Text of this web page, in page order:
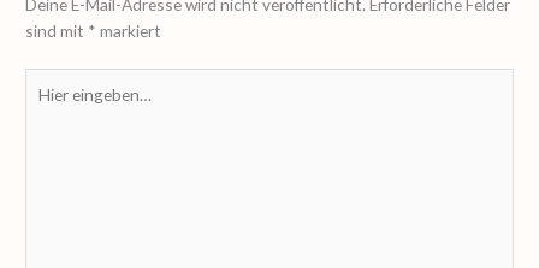
sind mit * markiert
eingeben…